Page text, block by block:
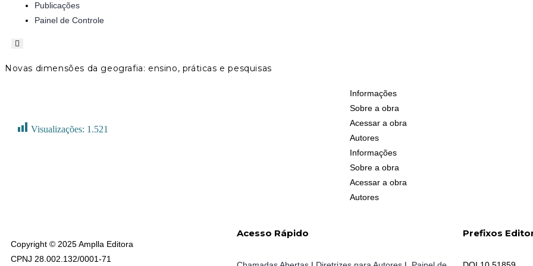
Publicações
Painel de Controle
Menu
de
Novas dimensões da geografia: ensino, práticas e pesquisas
Visualizações: 1.521
Informações
Sobre a obra
Acessar a obra
Autores
Informações
Sobre a obra
Acessar a obra
Autores
Copyright © 2025 Amplla Editora
CPNJ 28.002.132/0001-71
Acesso Rápido Prefixos